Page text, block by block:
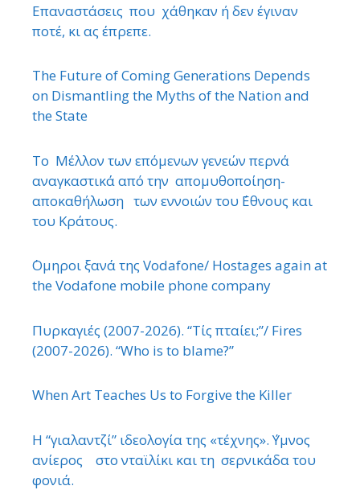
Επαναστάσεις που χάθηκαν ή δεν έγιναν
ποτέ, κι ας έπρεπε.
The Future of Coming Generations Depends
on Dismantling the Myths of the Nation and
the State
Το Μέλλον των επόμενων γενεών περνά
αναγκαστικά από την απομυθοποίηση-
αποκαθήλωση των εννοιών του ΄Εθνους και
του Κράτους.
΄Ομηροι ξανά της Vodafone/ Hostages again at
the Vodafone mobile phone company
Πυρκαγιές (2007-2026). “Τίς πταίει;”/ Fires
(2007-2026). “Who is to blame?”
When Art Teaches Us to Forgive the Killer
Η “γιαλαντζί” ιδεολογία της «τέχνης». ΄Υμνος
ανίερος στο νταϊλίκι και τη σερνικάδα του
φονιά.